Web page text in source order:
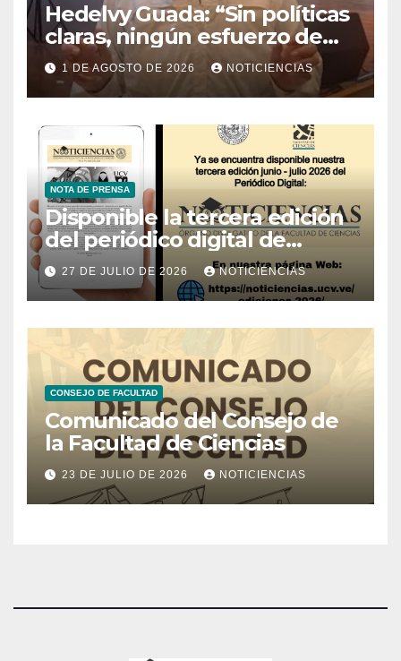
Hedelvy Guada: “Sin políticas
claras, ningún esfuerzo de
conservación rendirá frutos”
1 DE AGOSTO DE 2026 NOTICIENCIAS
NOTA DE PRENSA
Disponible la tercera edición
del periódico digital de
Noticiencias 2026
27 DE JULIO DE 2026 NOTICIENCIAS
CONSEJO DE FACULTAD
Comunicado del Consejo de
la Facultad de Ciencias
23 DE JULIO DE 2026 NOTICIENCIAS